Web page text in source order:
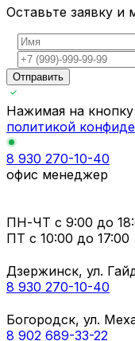
Оставьте заявку
Отправить
Нажимая на
политикой
8 930 270-10-40
офис менеджер
ПН-ЧТ с 9:00 до
ПТ с 10:00 до 17:00
Дзержинск, ул.
8 930 270-10-40
Богородск, ул.
8 902 689-33-22